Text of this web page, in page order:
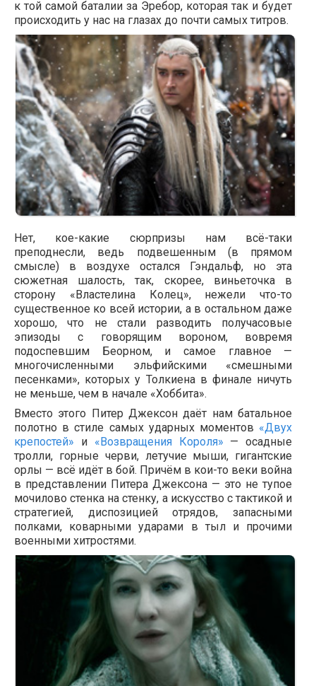
к той самой баталии за Эребор, которая так и будет
происходить у нас на глазах до почти самых титров.
Нет, кое-какие сюрпризы нам всё-таки
преподнесли, ведь подвешенным (в прямом
смысле) в воздухе остался Гэндальф, но эта
сюжетная шалость, так, скорее, виньеточка в
сторону «Властелина Колец», нежели что-то
существенное ко всей истории, а в остальном даже
хорошо, что не стали разводить получасовые
эпизоды с говорящим вороном, вовремя
подоспевшим Беорном, и самое главное —
многочисленными эльфийскими «смешными
песенками», которых у Толкиена в финале ничуть
не меньше, чем в начале «Хоббита».
Вместо этого Питер Джексон даёт нам батальное
полотно в стиле самых ударных моментов «Двух
крепостей» и «Возвращения Короля» — осадные
тролли, горные черви, летучие мыши, гигантские
орлы — всё идёт в бой. Причём в кои-то веки война
в представлении Питера Джексона — это не тупое
мочилово стенка на стенку, а искусство с тактикой и
стратегией, диспозицией отрядов, запасными
полками, коварными ударами в тыл и прочими
военными хитростями.